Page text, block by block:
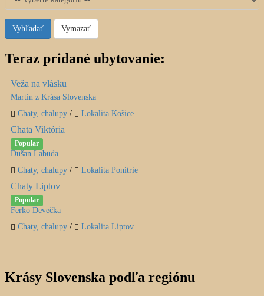
Vyhľadať Vymazať
Teraz pridané ubytovanie:
Veža na vlásku
Martin z Krása Slovenska
Chaty, chalupy / Lokalita Košice
Chata Viktória
Popular
Dušan Labuda
Chaty, chalupy / Lokalita Ponitrie
Chaty Liptov
Popular
Ferko Devečka
Chaty, chalupy / Lokalita Liptov
Krásy Slovenska podľa regiónu